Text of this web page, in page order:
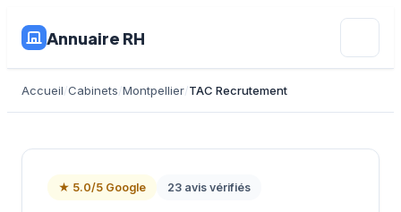
Annuaire RH
Accueil Cabinets Montpellier TAC Recrutement
★ 5.0/5 Google 23 avis vérifiés